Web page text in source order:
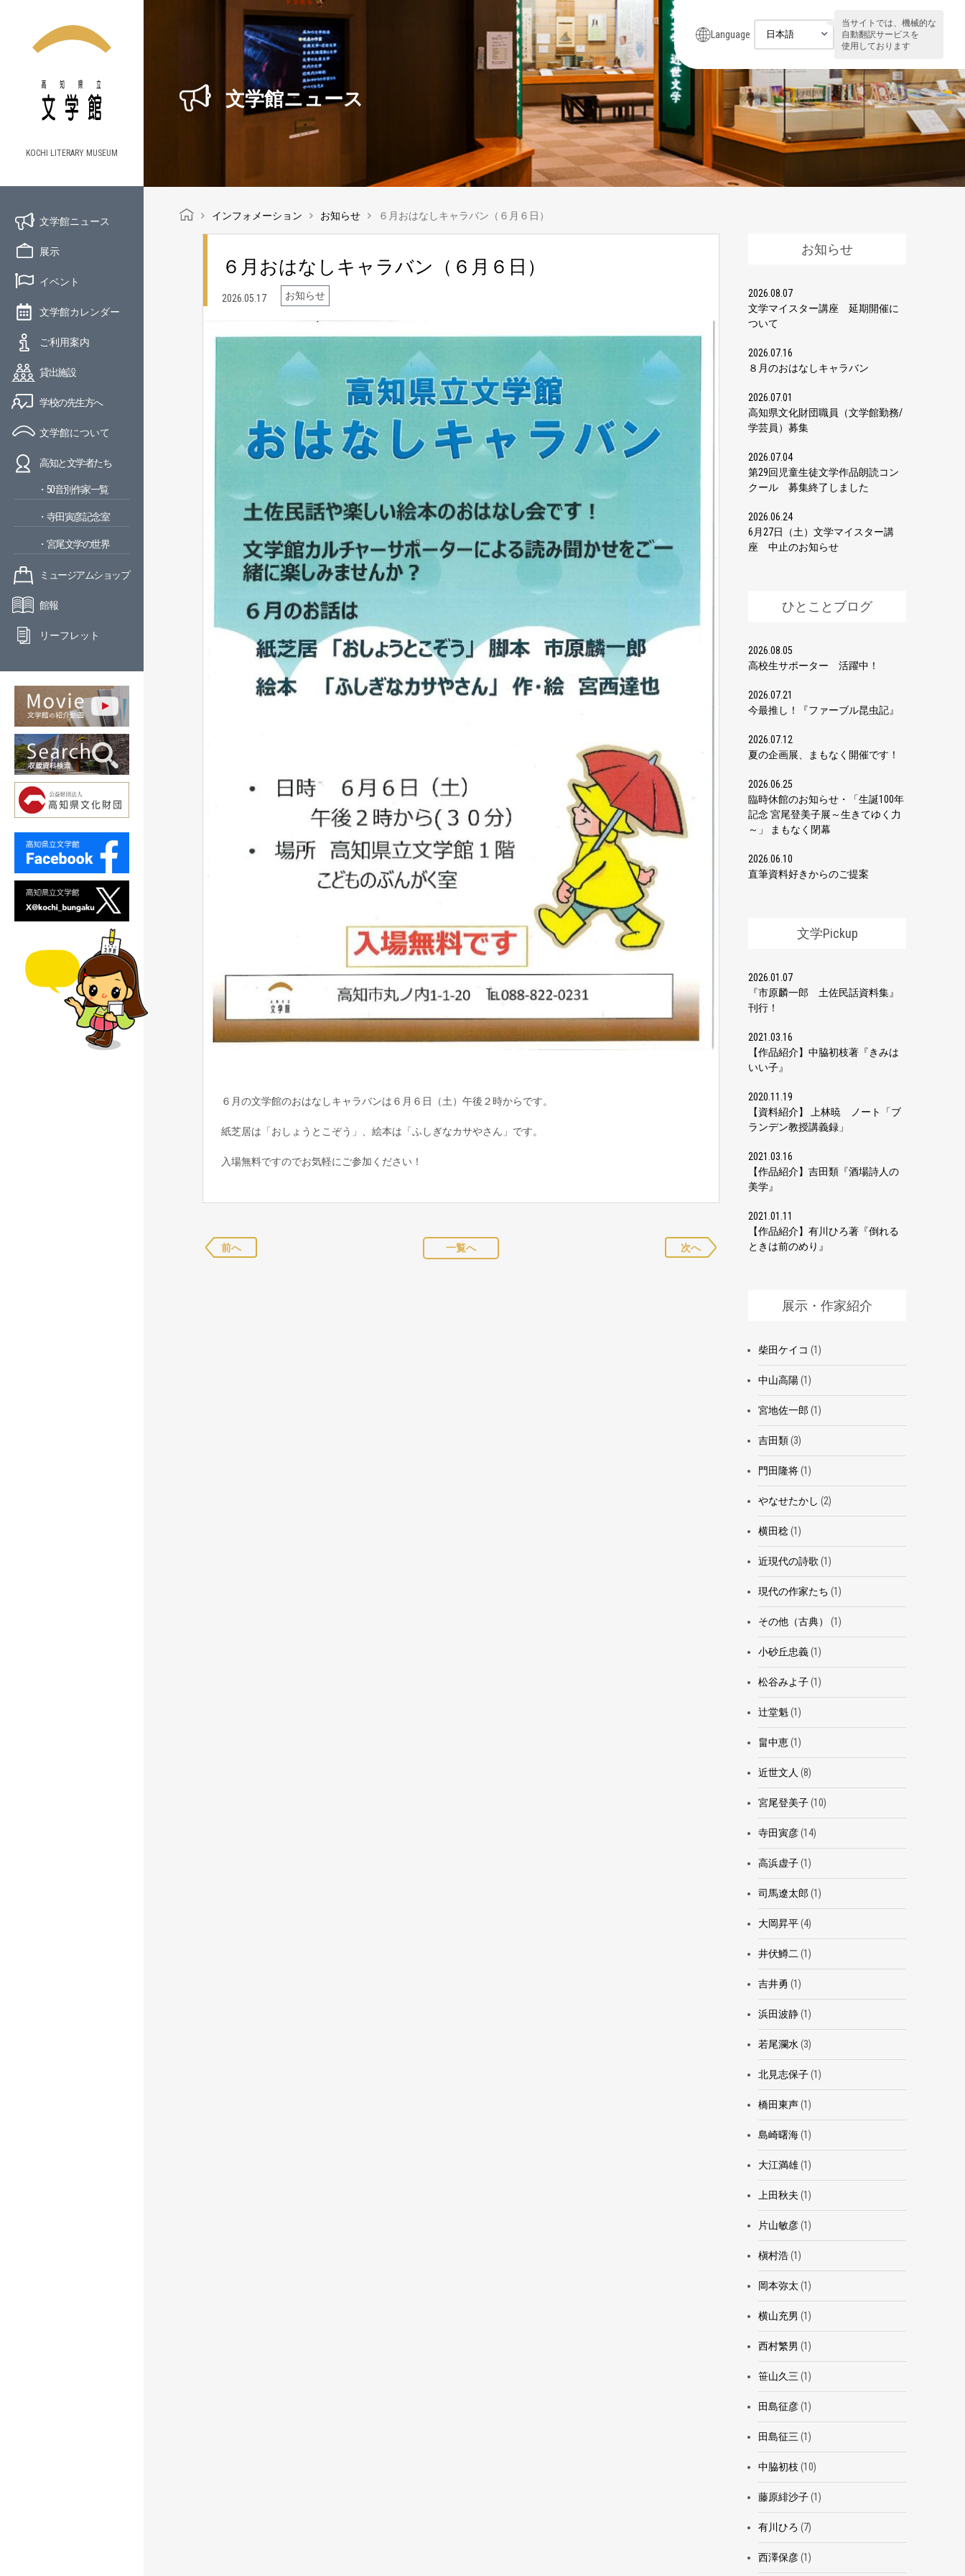
KOCHI LITERARY MUSEUM
文学館ニュース
展示
イベント
文学館カレンダー
ご利用案内
貸出施設
学校の先生方へ
文学館について
高知と文学者たち
・50音別作家一覧
・寺田寅彦記念室
・宮尾文学の世界
ミュージアムショップ
館報
リーフレット
Language
当サイトでは、機械的な
自動翻訳サービスを
使用しております
文学館ニュース
インフォメーション お知らせ ６月おはなしキャラバン（６月６日）
６月おはなしキャラバン（６月６日）
2026.05.17 お知らせ
６月の文学館のおはなしキャラバンは６月６日（土）午後２時からです。
紙芝居は「おしょうとこぞう」、絵本は「ふしぎなカサやさん」です。
入場無料ですのでお気軽にご参加ください！
前へ 一覧へ 次へ
お知らせ
2026.08.07
文学マイスター講座 延期開催に
ついて
2026.07.16
８月のおはなしキャラバン
2026.07.01
高知県文化財団職員（文学館勤務/
学芸員）募集
2026.07.04
第29回児童生徒文学作品朗読コン
クール 募集終了しました
2026.06.24
6月27日（土）文学マイスター講
座 中止のお知らせ
ひとことブログ
2026.08.05
高校生サポーター 活躍中！
2026.07.21
今最推し！『ファーブル昆虫記』
2026.07.12
夏の企画展、まもなく開催です！
2026.06.25
臨時休館のお知らせ・「生誕100年
記念 宮尾登美子展～生きてゆく力
～」 まもなく閉幕
2026.06.10
直筆資料好きからのご提案
文学Pickup
2026.01.07
『市原麟一郎 土佐民話資料集』
刊行！
2021.03.16
【作品紹介】中脇初枝著『きみは
いい子』
2020.11.19
【資料紹介】 上林暁 ノート「ブ
ランデン教授講義録」
2021.03.16
【作品紹介】吉田類『酒場詩人の
美学』
2021.01.11
【作品紹介】有川ひろ著『倒れる
ときは前のめり』
展示・作家紹介
柴田ケイコ (1)
中山高陽(1)
宮地佐一郎 (1)
吉田類(3)
門田隆将(1)
やなせたかし (2)
横田稔(1)
近現代の詩歌 (1)
現代の作家たち (1)
その他（古典） (1)
小砂丘忠義(1)
松谷みよ子(1)
辻堂魁(1)
畠中恵(1)
近世文人 (8)
宮尾登美子(10)
寺田寅彦(14)
高浜虚子(1)
司馬遼太郎 (1)
大岡昇平(4)
井伏鱒二 (1)
吉井勇 (1)
浜田波静(1)
若尾瀾水 (3)
北見志保子(1)
橋田東声(1)
島崎曙海(1)
大江満雄(1)
上田秋夫 (1)
片山敏彦(1)
槇村浩(1)
岡本弥太 (1)
横山充男 (1)
西村繁男 (1)
笹山久三 (1)
田島征彦(1)
田島征三 (1)
中脇初枝 (10)
藤原緋沙子(1)
有川ひろ (7)
西澤保彦(1)